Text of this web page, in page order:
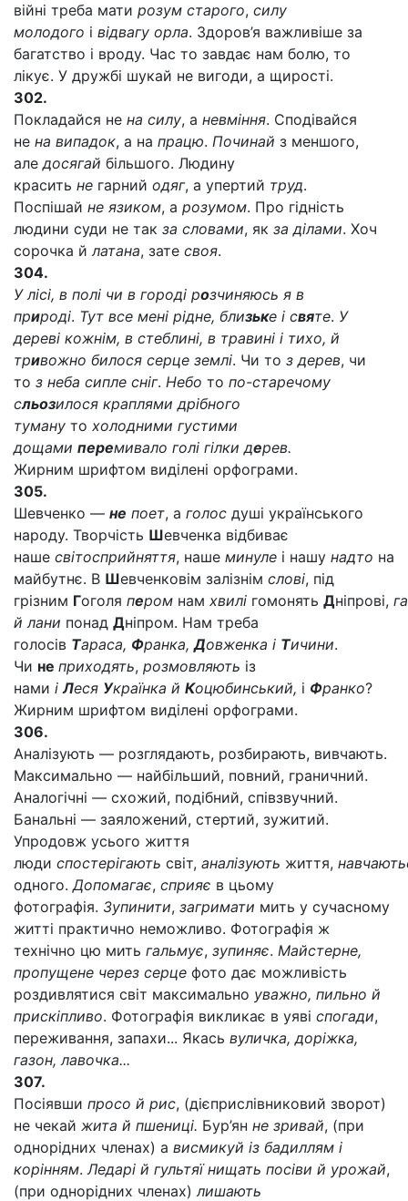
війні треба мати розум старого, силу
молодого і відвагу орла. Здоров’я важливіше за
багатство і вроду. Час то завдає нам болю, то
лікує. У дружбі шукай не вигоди, а щирості.
302.
Покладайся не на силу, а невміння. Сподівайся
не на випадок, а на працю. Починай з меншого,
аледосягай більшого. Людину
красить не гарний одяг, а упертий труд.
Поспішай не язиком, а розумом. Про гідність
людини суди не так за словами, як за ділами. Хоч
сорочка йлатана, зате своя.
304.
У лісі, в полі чи в городі розчиняюсь я в
природі. Тут все мені рідне, близьке і святе. У
дереві кожнім, в стеблині, в травині і тихо, й
тривожно билося серце землі. Чи то з дерев, чи
то з неба сипле сніг. Небо то по-старечому
сльозилося краплями дрібного
туману то холодними густими
дощами перемивало голі гілки дерев.
Жирним шрифтом виділені орфограми.
305.
Шевченко — не поет, а голос душі українського
народу. Творчість Шевченка відбиває
наше світосприйняття, наше минуле і нашу надто на
майбутнє. В Шевченковім залізнім слові, під
грізним Гоголя пером нам хвилі гомонять Дніпрові,
й лани понад Дніпром. Нам треба
голосів Тараса, Франка,Довженка і Тичини.
Чи не приходять, розмовляють із
нами іЛеся Українка й Коцюбинський, і Франко?
Жирним шрифтом виділені орфограми.
306.
Аналізують — розглядають, розбирають, вивчають.
Максимально — найбільший, повний, граничний.
Аналогічні — схожий, подібний, співзвучний.
Банальні — заяложений, стертий, зужитий.
Упродовж усього життя
люди спостерігають світ, аналізують життя,
одного.Допомагає, сприяє в цьому
фотографія. Зупинити, загримати мить у сучасному
житті практично неможливо. Фотографія ж
технічно цю мить гальмує, зупиняє. Майстерне,
пропущене через серце фото дає можливість
роздивлятися світ максимально уважно, пильно й
прискіпливо. Фотографія викликає в уяві спогади,
переживання, запахи... Якась вуличка, доріжка,
газон, лавочка...
307.
Посіявши просо й рис, (дієприслівниковий зворот)
не чекай жита й пшениці. Бур’ян не зривай, (при
однорідних членах) а висмикуй із бадиллям і
корінням.Ледарі й гультяї нищать посіви й урожай,
(при однорідних членах)лишають